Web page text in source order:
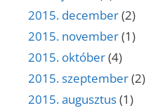
2015. december(2)
2015. november(1)
2015. október(4)
2015. szeptember(2)
2015. augusztus(1)